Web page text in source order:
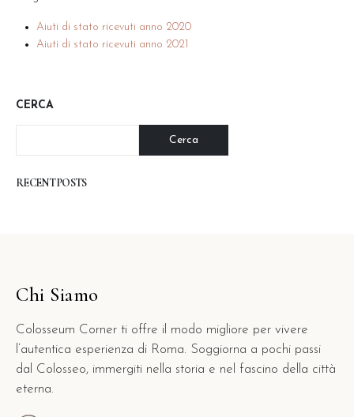
Aiuti di stato ricevuti anno 2020
Aiuti di stato ricevuti anno 2021
CERCA
Cerca
RECENT POSTS
Chi Siamo
Colosseum Corner ti offre il modo migliore per vivere
l’autentica esperienza di Roma. Soggiorna a pochi passi
dal Colosseo, immergiti nella storia e nel fascino della città
eterna.